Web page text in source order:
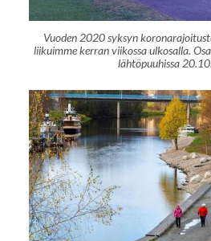
Vuoden 2020 syksyn
liikuimme kerran viikossa ulkosalla.
lähtöpuuhissa